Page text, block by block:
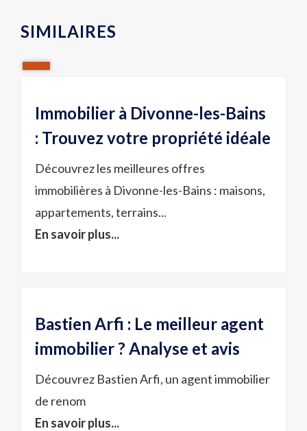
SIMILAIRES
Immobilier à Divonne-les-Bains
: Trouvez votre propriété idéale
Découvrez les meilleures offres
immobilières à Divonne-les-Bains : maisons,
appartements, terrains...
En savoir plus...
Bastien Arfi : Le meilleur agent
immobilier ? Analyse et avis
Découvrez Bastien Arfi, un agent immobilier
de renom
En savoir plus...